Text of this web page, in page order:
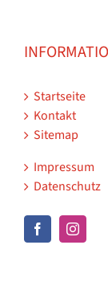
Startseite
Kontakt
Sitemap
Impressum
Datenschutz